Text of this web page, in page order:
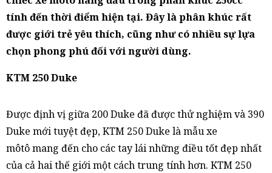
tính đến thời điểm hiện tại. Đây là phân khúc rất
được giới trẻ yêu thích, cũng như có nhiều sự lựa
chọn phong phú đối với người dùng.
KTM 250 Duke
Được định vị giữa 200 Duke đã được thử nghiệm và 390
Duke mới tuyệt đẹp, KTM 250 Duke là mẫu xe
môtô mang đến cho các tay lái những điều tốt đẹp nhất
của cả hai thế giới một cách trung tính hơn. KTM 250